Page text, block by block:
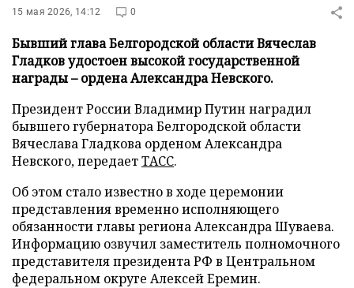
15 мая 2026, 14:12 0
Бывший глава Белгородской области Вячеслав
Гладков удостоен высокой государственной
награды – ордена Александра Невского.
Президент России Владимир Путин наградил
бывшего губернатора Белгородской области
Вячеслава Гладкова орденом Александра
Невского, передаетТАСС.
Об этом стало известно в ходе церемонии
представления временно исполняющего
обязанности главы региона Александра Шуваева.
Информацию озвучил заместитель полномочного
представителя президента РФ в Центральном
федеральном округе Алексей Еремин.